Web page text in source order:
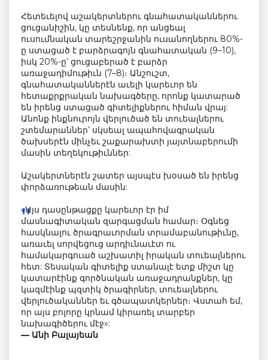
Հետեւելով աշակերտներու գնահատականներու
ցուցանիշին, կը տեսնենք, որ անցեալ
ուսումնական տարեշրջանին ուսանողներու 80%-
ը ստացած է բարձրագոյն գնահատական (9–10),
իսկ 20%-ը՝ ցուցաբերած է բարձր
առաջադիմութիւն (7–8)։ Անշուշտ,
գնահատականներէն աւելի կարեւոր են
հետաքրքրական նախագծերը, որոնք կատարած
են իրենց ստացած գիտելիքներու հիման վրայ:
Անոնք ինքնուրոյն վերլուծած են տուեալներու
շտեմարաններ՝ սկսեալ ապահովագրական
ծախսերէն մինչեւ շաքարախտի յայտնաբերումի
մասին տեղեկութիւններ:
Աշակերտներէն շատեր այսպէս խօսած են իրենց
փորձառութեան մասին:
«Այս դասընթացքը կարեւոր էր իմ
մասնագիտական զարգացման համար։ Օգնեց
հասկնալու ծրագրաւորման տրամաբանութիւնը,
առաւել սորվեցուց արդիւնաւէտ ու
համակարգուած աշխատիլ իրական տուեալներու
հետ: Տեսական գիտելիք ստանալէ ետք միշտ կը
կատարէինք գործնական առաջադրանքներ, կը
կազմէինք պզտիկ ծրագիրներ, տուեալներու
վերլուծականներ եւ գծապատկերներ։ Վստահ եմ,
որ այս բոլորը կրնամ կիրառել տարբեր
նախագիծերու մէջ»:
— Անի Բալայեան